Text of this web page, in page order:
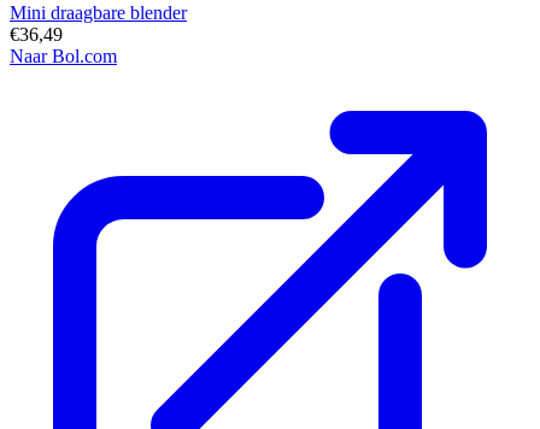
Mini draagbare blender
€36,49
Naar Bol.com